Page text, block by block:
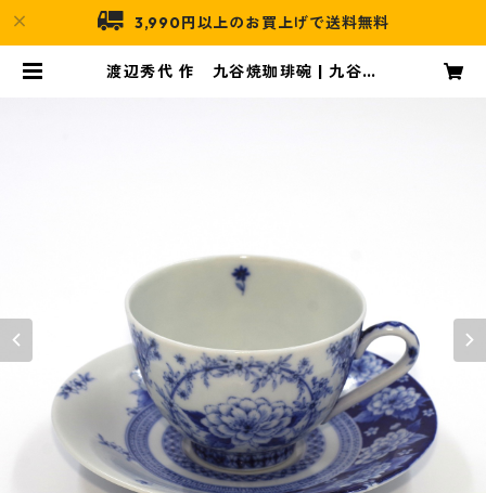
3,990円以上のお買上げで送料無料
渡辺秀代 作 九谷焼珈琲碗 | 九谷陶